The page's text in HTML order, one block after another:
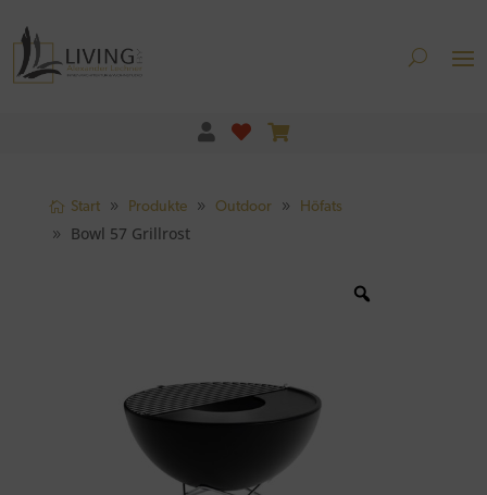
Start Produkte Outdoor Höfats
Bowl 57 Grillrost